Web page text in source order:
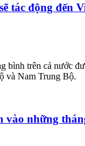
tác động đến
bình trên cả nước
và Nam Trung Bộ.
vào những